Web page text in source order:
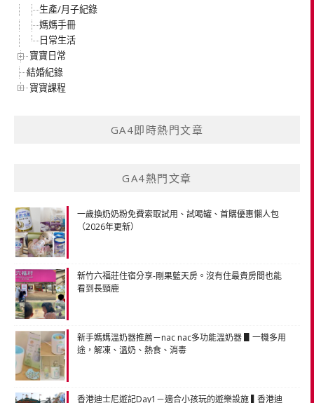
生產/月子紀錄
媽媽手冊
日常生活
寶寶日常
結婚紀錄
寶寶課程
GA4即時熱門文章
GA4熱門文章
一歲換奶奶粉免費索取試用、試喝罐、首購優惠懶人包
（2026年更新）
新竹六福莊住宿分享-剛果藍天房。沒有住最貴房間也能
看到長頸鹿
新手媽媽溫奶器推薦－nac nac多功能溫奶器 ▋一機多用
途，解凍、溫奶、熱食、消毒
香港迪士尼遊記Day1－適合小孩玩的遊樂設施 ▌香港迪